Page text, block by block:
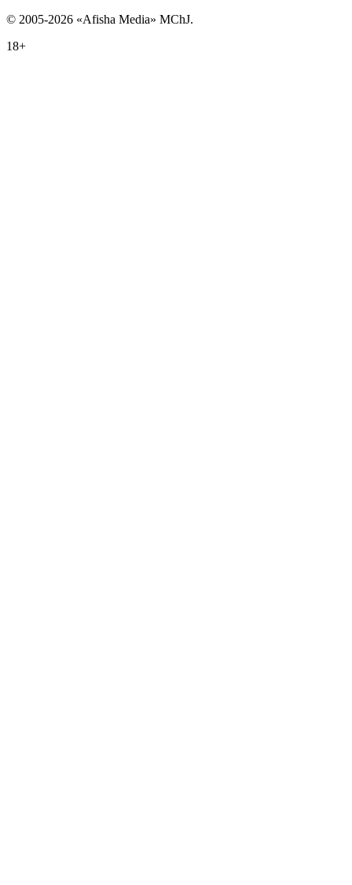
© 2005-2026 «Afisha Media» MChJ.
18+